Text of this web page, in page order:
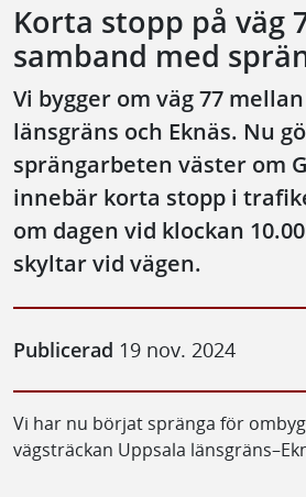
Korta stopp på väg
samband med
Vi bygger om väg 77
länsgräns och Eknäs. Nu
sprängarbeten väster om
innebär korta stopp i
om dagen vid klockan
skyltar vid vägen.
Publicerad 19 nov. 2024
Vi har nu börjat spränga för
vägsträckan Uppsala